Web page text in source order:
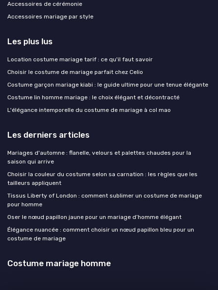
Accessoires de cérémonie
Accessoires mariage par style
Les plus lus
Location costume mariage tarif : ce qu'il faut savoir
Choisir le costume de mariage parfait chez Celio
Costume garçon mariage kiabi : le guide ultime pour une tenue élégante
Costume lin homme mariage : le choix élégant et décontracté
L'élégance intemporelle du costume de mariage à col mao
Les derniers articles
Mariages d'automne : flanelle, velours et palettes chaudes pour la
saison qui arrive
Choisir la couleur du costume selon sa carnation : les règles que les
tailleurs appliquent
Tissus Liberty of London : comment sublimer un costume de mariage
pour homme
Oser le nœud papillon jaune pour un mariage d’homme élégant
Élégance nuancée : comment choisir un nœud papillon bleu pour un
costume de mariage
Costume mariage homme